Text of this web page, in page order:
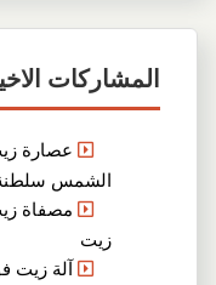
المشاركات
عصارة
الشمس
مصفاة
زيت
آلة زيت